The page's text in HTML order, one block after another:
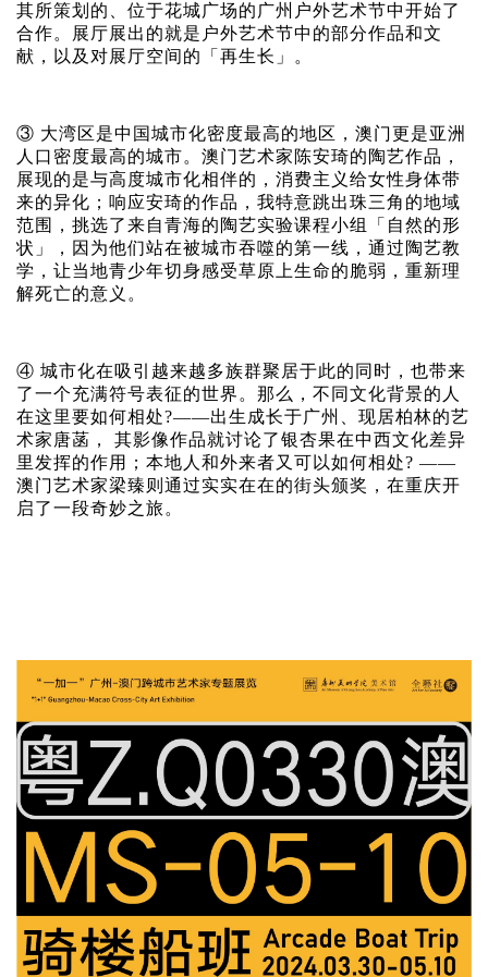
其所策划的、位于花城广场的广州户外艺术节中开始了
合作。展厅展出的就是户外艺术节中的部分作品和文
献，以及对展厅空间的「再生长」。
③ 大湾区是中国城市化密度最高的地区，澳门更是亚洲
人口密度最高的城市。澳门艺术家陈安琦的陶艺作品，
展现的是与高度城市化相伴的，消费主义给女性身体带
来的异化；响应安琦的作品，我特意跳出珠三角的地域
范围，挑选了来自青海的陶艺实验课程小组「自然的形
状」，因为他们站在被城市吞噬的第一线，通过陶艺教
学，让当地青少年切身感受草原上生命的脆弱，重新理
解死亡的意义。
④ 城市化在吸引越来越多族群聚居于此的同时，也带来
了一个充满符号表征的世界。那么，不同文化背景的人
在这里要如何相处?——出生成长于广州、现居柏林的艺
术家唐菡， 其影像作品就讨论了银杏果在中西文化差异
里发挥的作用；本地人和外来者又可以如何相处? ——
澳门艺术家梁臻则通过实实在在的街头颁奖，在重庆开
启了一段奇妙之旅。